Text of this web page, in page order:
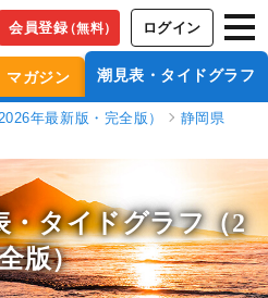
会員登録（無料） ログイン
マガジン 潮見表・タイドグラフ
年最新版・完全版）
静岡県
・タイドグラフ（2
版）